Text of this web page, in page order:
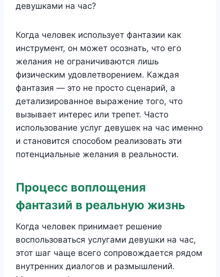
девушками на час?
Когда человек использует фантазии как
инструмент, он может осознать, что его
желания не ограничиваются лишь
физическим удовлетворением. Каждая
фантазия — это не просто сценарий, а
детализированное выражение того, что
вызывает интерес или трепет. Часто
использование услуг девушек на час именно
и становится способом реализовать эти
потенциальные желания в реальности.
Процесс воплощения
фантазий в реальную жизнь
Когда человек принимает решение
воспользоваться услугами девушки на час,
этот шаг чаще всего сопровождается рядом
внутренних диалогов и размышлений.